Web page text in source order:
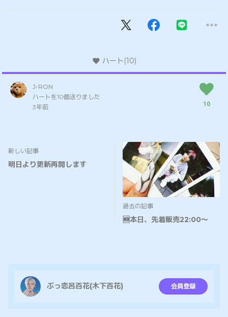
ハート(10)
J-RON
ハートを10個送りました
3年前
10
新しい記事
明日より更新再開します
過去の記事
🆕本日、先着販売22:00〜
ぶっ恋呂百花(木下百花) 会員登録